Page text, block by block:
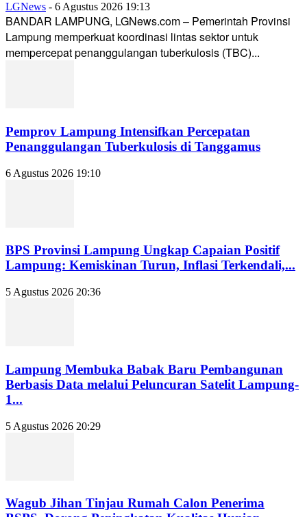
LGNews - 6 Agustus 2026 19:13
BANDAR LAMPUNG, LGNews.com – Pemerintah Provinsi
Lampung memperkuat koordinasi lintas sektor untuk
mempercepat penanggulangan tuberkulosis (TBC)...
Pemprov Lampung Intensifkan Percepatan
Penanggulangan Tuberkulosis di Tanggamus
6 Agustus 2026 19:10
BPS Provinsi Lampung Ungkap Capaian Positif
Lampung: Kemiskinan Turun, Inflasi Terkendali,...
5 Agustus 2026 20:36
Lampung Membuka Babak Baru Pembangunan
Berbasis Data melalui Peluncuran Satelit Lampung-
1...
5 Agustus 2026 20:29
Wagub Jihan Tinjau Rumah Calon Penerima